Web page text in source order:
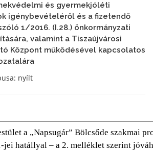
és gyermekjóléti
igénybevételéről és a fizetendő
1/2016. (I.28.) önkormányzati
valamint a Tiszaújvárosi
Központ működésével kapcsolatos
nyílt